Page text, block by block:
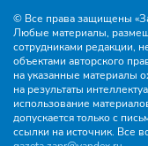
© Все права защищены
Любые материалы,
сотрудниками редакции,
объектами авторского
на указанные материалы
на результаты
использование
допускается только с
ссылки на источник. Все